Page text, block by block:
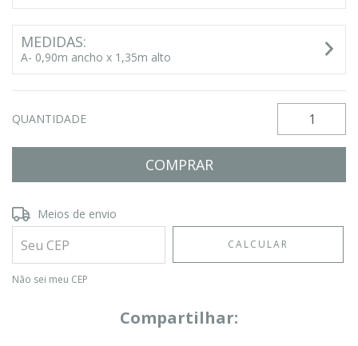
MEDIDAS:
A- 0,90m ancho x 1,35m alto
QUANTIDADE
Entregas para o CEP:
Meios de envio
CALCULAR
Não sei meu CEP
Compartilhar: